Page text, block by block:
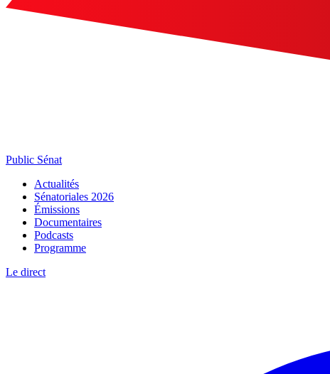
Public Sénat
Actualités
Sénatoriales 2026
Émissions
Documentaires
Podcasts
Programme
Le direct